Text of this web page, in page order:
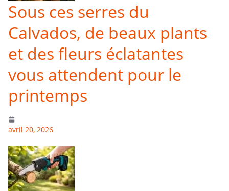
Sous ces serres du
Calvados, de beaux plants
et des fleurs éclatantes
vous attendent pour le
printemps
avril 20, 2026